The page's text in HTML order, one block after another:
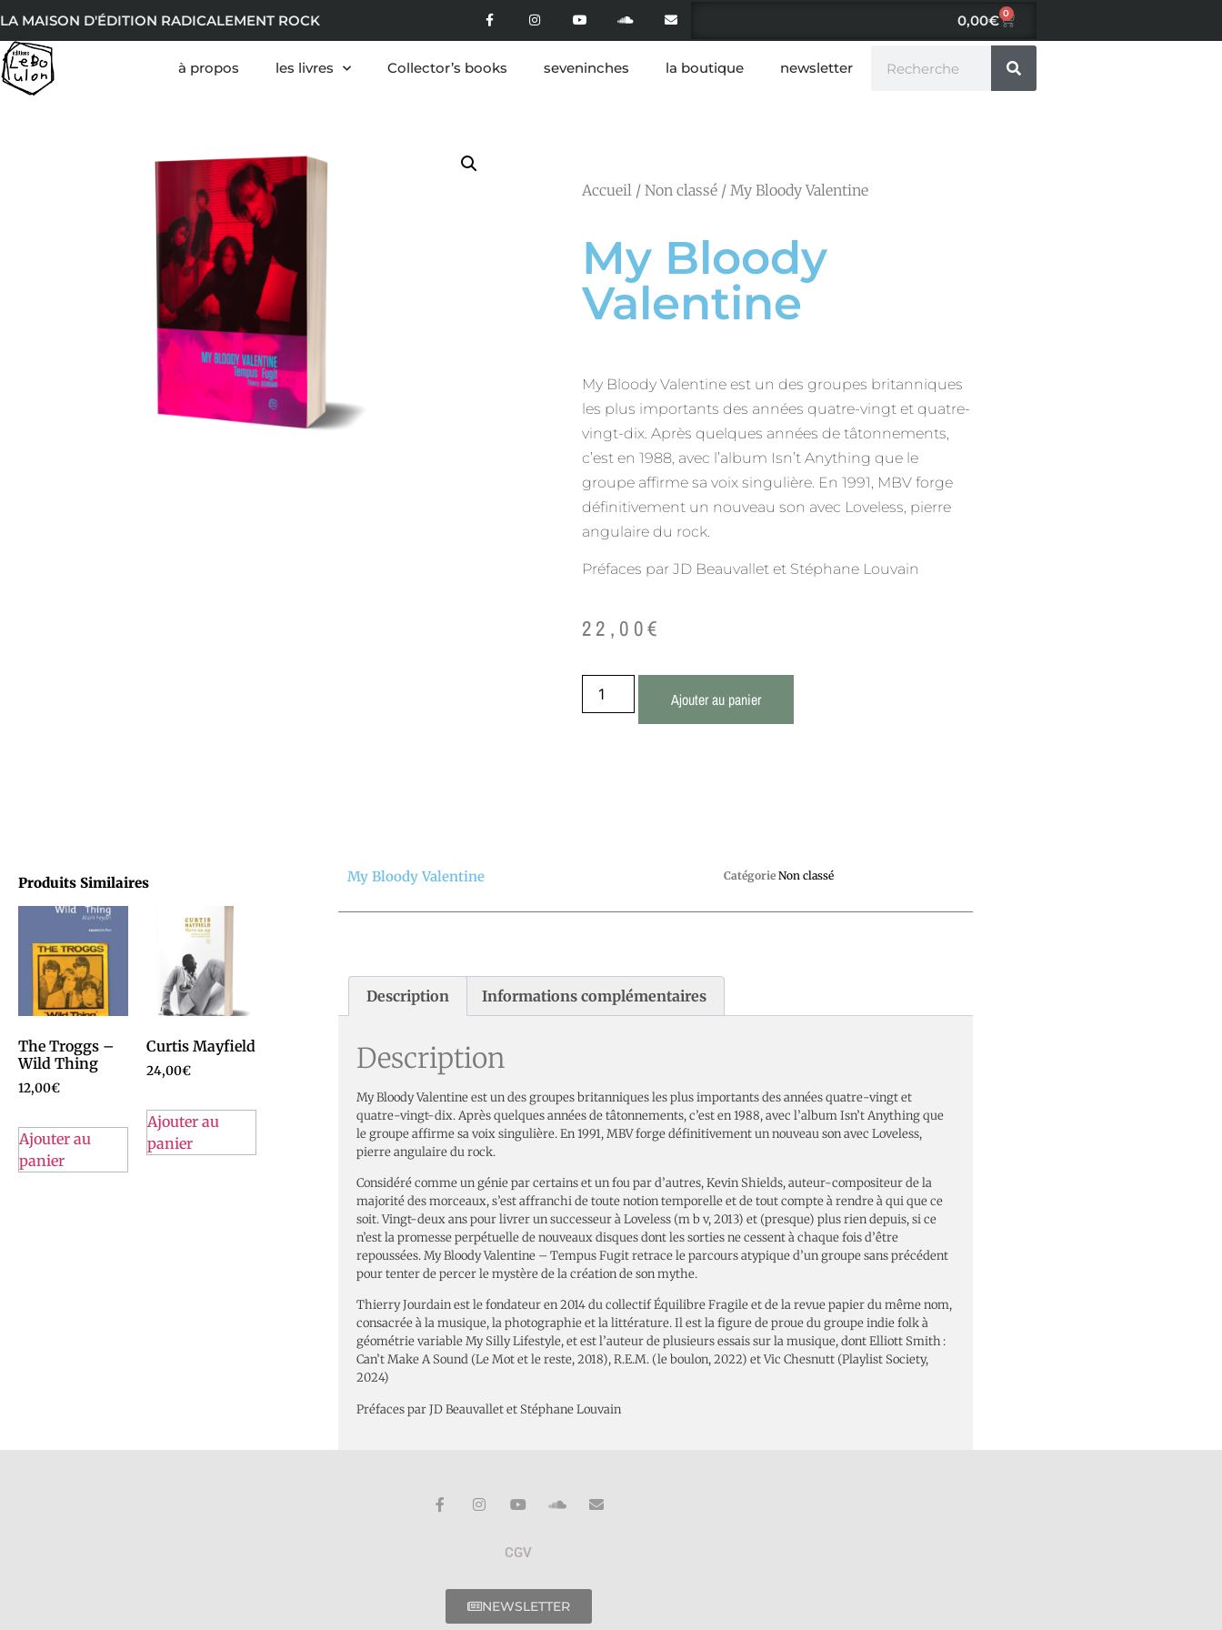
LA MAISON D'ÉDITION RADICALEMENT ROCK 0,00€ 0
à propos les livres Collector’s books seveninches la boutique newsletter
Accueil / Non classé / My Bloody Valentine
My Bloody
Valentine
My Bloody Valentine est un des groupes britanniques
les plus importants des années quatre-vingt et quatre-
vingt-dix. Après quelques années de tâtonnements,
c’est en 1988, avec l’album Isn’t Anything que le
groupe affirme sa voix singulière. En 1991, MBV forge
définitivement un nouveau son avec Loveless, pierre
angulaire du rock.
Préfaces par JD Beauvallet et Stéphane Louvain
22,00€
Ajouter au panier
Produits Similaires
The Troggs –
Wild Thing
12,00€
Ajouter au
panier
Curtis Mayfield
24,00€
Ajouter au
panier
My Bloody Valentine Catégorie Non classé
Description Informations complémentaires
Description
My Bloody Valentine est un des groupes britanniques les plus importants des années quatre-vingt et
quatre-vingt-dix. Après quelques années de tâtonnements, c’est en 1988, avec l’album Isn’t Anything que
le groupe affirme sa voix singulière. En 1991, MBV forge définitivement un nouveau son avec Loveless,
pierre angulaire du rock.
Considéré comme un génie par certains et un fou par d’autres, Kevin Shields, auteur-compositeur de la
majorité des morceaux, s’est affranchi de toute notion temporelle et de tout compte à rendre à qui que ce
soit. Vingt-deux ans pour livrer un successeur à Loveless (m b v, 2013) et (presque) plus rien depuis, si ce
n’est la promesse perpétuelle de nouveaux disques dont les sorties ne cessent à chaque fois d’être
repoussées. My Bloody Valentine – Tempus Fugit retrace le parcours atypique d’un groupe sans précédent
pour tenter de percer le mystère de la création de son mythe.
Thierry Jourdain est le fondateur en 2014 du collectif Équilibre Fragile et de la revue papier du même nom,
consacrée à la musique, la photographie et la littérature. Il est la figure de proue du groupe indie folk à
géométrie variable My Silly Lifestyle, et est l’auteur de plusieurs essais sur la musique, dont Elliott Smith :
Can’t Make A Sound (Le Mot et le reste, 2018), R.E.M. (le boulon, 2022) et Vic Chesnutt (Playlist Society,
2024)
Préfaces par JD Beauvallet et Stéphane Louvain
CGV
NEWSLETTER